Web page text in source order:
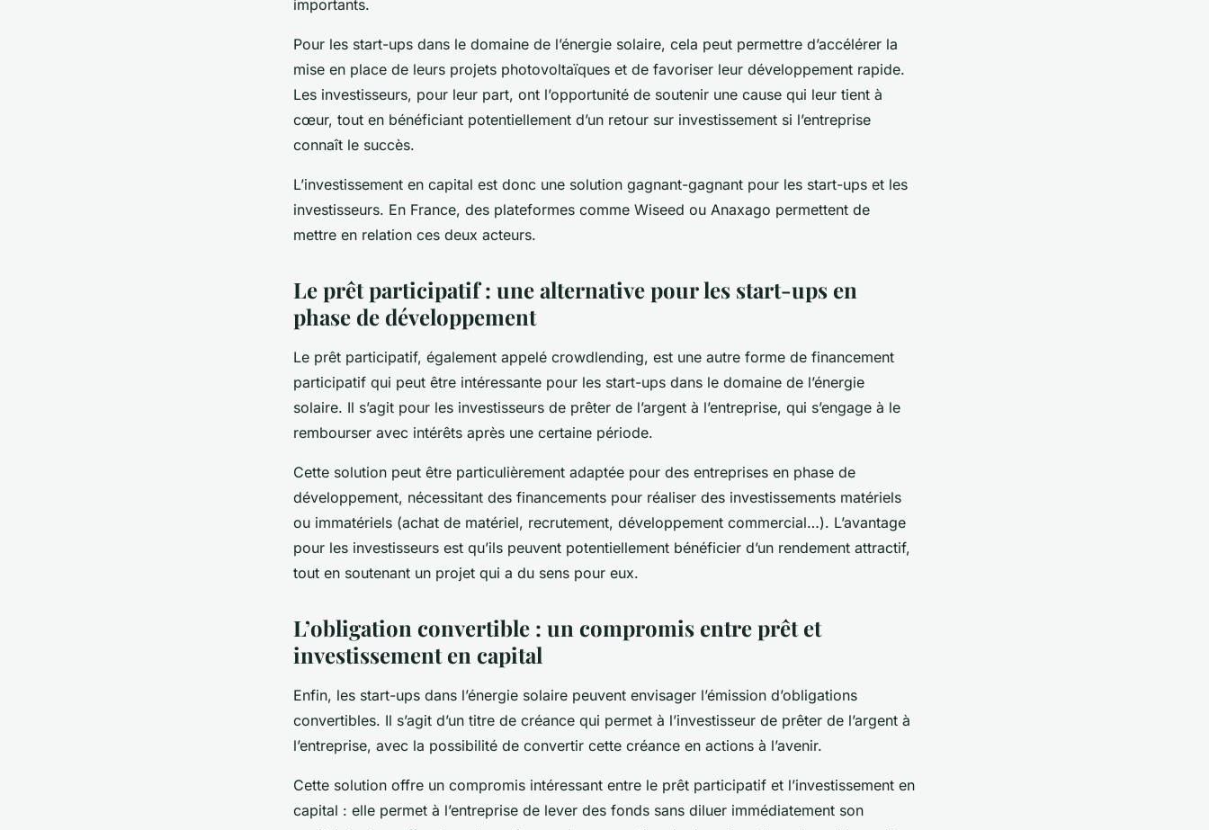
importants.
Pour les start-ups dans le domaine de l’énergie solaire, cela peut permettre d’accélérer la
mise en place de leurs projets photovoltaïques et de favoriser leur développement rapide.
Les investisseurs, pour leur part, ont l’opportunité de soutenir une cause qui leur tient à
cœur, tout en bénéficiant potentiellement d’un retour sur investissement si l’entreprise
connaît le succès.
L’investissement en capital est donc une solution gagnant-gagnant pour les start-ups et les
investisseurs. En France, des plateformes comme Wiseed ou Anaxago permettent de
mettre en relation ces deux acteurs.
Le prêt participatif : une alternative pour les start-ups en
phase de développement
Le prêt participatif, également appelé crowdlending, est une autre forme de financement
participatif qui peut être intéressante pour les start-ups dans le domaine de l’énergie
solaire. Il s’agit pour les investisseurs de prêter de l’argent à l’entreprise, qui s’engage à le
rembourser avec intérêts après une certaine période.
Cette solution peut être particulièrement adaptée pour des entreprises en phase de
développement, nécessitant des financements pour réaliser des investissements matériels
ou immatériels (achat de matériel, recrutement, développement commercial…). L’avantage
pour les investisseurs est qu’ils peuvent potentiellement bénéficier d’un rendement attractif,
tout en soutenant un projet qui a du sens pour eux.
L’obligation convertible : un compromis entre prêt et
investissement en capital
Enfin, les start-ups dans l’énergie solaire peuvent envisager l’émission d’obligations
convertibles. Il s’agit d’un titre de créance qui permet à l’investisseur de prêter de l’argent à
l’entreprise, avec la possibilité de convertir cette créance en actions à l’avenir.
Cette solution offre un compromis intéressant entre le prêt participatif et l’investissement en
capital : elle permet à l’entreprise de lever des fonds sans diluer immédiatement son